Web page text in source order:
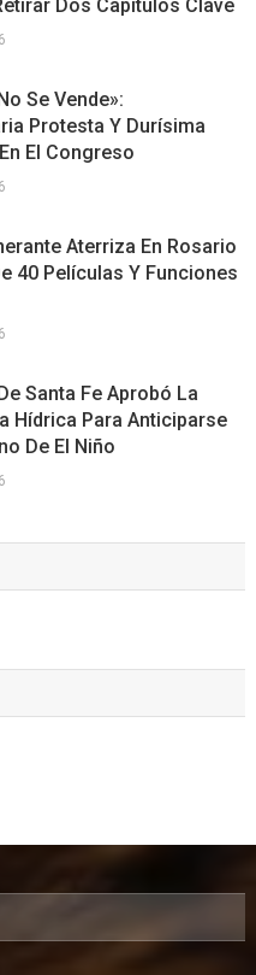
Dos Capítulos Clave
Se Vende»:
Protesta Y Durísima
El Congreso
Aterriza En Rosario
40 Películas Y Funciones
Santa Fe Aprobó La
Hídrica Para Anticiparse
De El Niño